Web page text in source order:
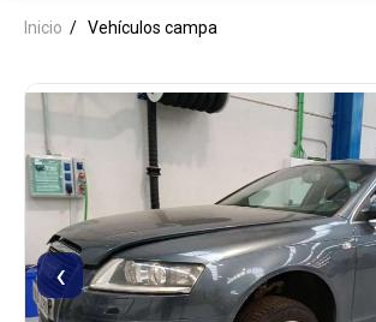
Inicio Vehículos campa
‹